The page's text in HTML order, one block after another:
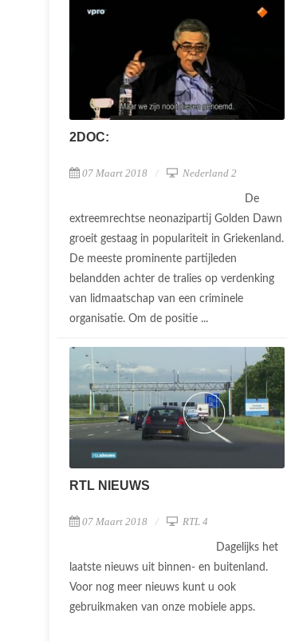
2DOC:
07 Maart 2018 Nederland 2
De
extreemrechtse neonazipartij Golden Dawn
groeit gestaag in populariteit in Griekenland.
De meeste prominente partijleden
belandden achter de tralies op verdenking
van lidmaatschap van een criminele
organisatie. Om de positie ...
RTL NIEUWS
07 Maart 2018 RTL 4
Dagelijks het
laatste nieuws uit binnen- en buitenland.
Voor nog meer nieuws kunt u ook
gebruikmaken van onze mobiele apps.